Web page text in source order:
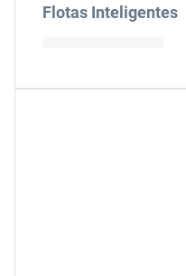
Flotas Inteligentes